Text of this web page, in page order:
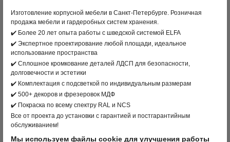
вернуться в раздел
ПРОИЗВОДИТЕЛЬ:
ЦВЕТ: БЕЛАЯ
МАТЕРИАЛ: СТАЛЬ
АРТИКУЛ:S70199111601
Изготовление корпусной мебели в Санкт-Петербурге. Розничная
продажа мебели и гардеробных систем хранения.
✔️ Более 20 лет опыта работы с шведской системой ELFA
✔️ Экспертное проектирование любой площади, идеальное
использование пространства
✔️ Сплошное кромкование деталей ЛДСП для безопасности,
долговечности и эстетики
✔️ Комплектация с подсветкой по индивидуальным размерам
✔️ 500+ декоров и фрезеровок МДФ
✔️ Покраска по всему спектру RAL и NCS
Все от проекта до установки с гарантией и постгарантийным
обслуживанием!
Мы используем файлы cookie для улучшения работы